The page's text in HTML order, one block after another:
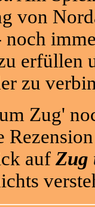
von
noch
erfüllen
zu
Zug'
auf Zug